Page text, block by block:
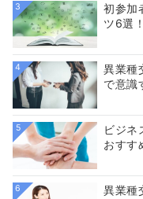
3
初参加
ツ6選！
4
異業種
で意識
5
ビジネ
おすす
6 異業種